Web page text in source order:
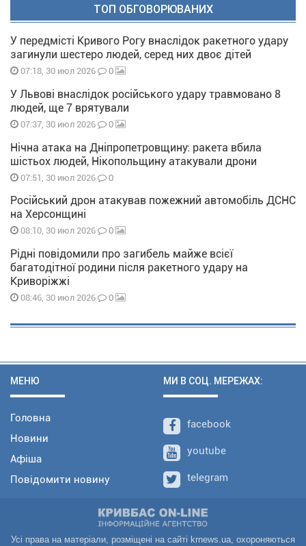
ТОП ОБГОВОРЮВАНИХ
У передмісті Кривого Рогу внаслідок ракетного удару
загинули шестеро людей, серед них двоє дітей
07:18, 30 июл 2026 0
У Львові внаслідок російського удару травмовано 8
людей, ще 7 врятували
07:37, 30 июл 2026 0
Нічна атака на Дніпропетровщину: ракета вбила
шістьох людей, Нікопольщину атакували дрони
07:51, 30 июл 2026 0
Російський дрон атакував пожежний автомобіль ДСНС
на Херсонщині
08:10, 30 июл 2026 0
Рідні повідомили про загибель майже всієї
багатодітної родини після ракетного удару на
Криворіжжі
08:46, 30 июл 2026 0
МЕНЮ
Головна
Новини
Афіша
Повідомити новину
МИ В СОЦ. МЕРЕЖАХ:
facebook
youtube
telegram
Усі права на матеріали, розміщені на сайті krnews.ua, охороняються